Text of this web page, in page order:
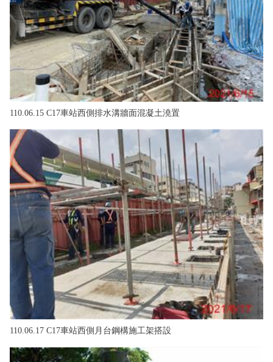
110.06.15 C17車站西側排水溝牆面混凝土澆置
110.06.17 C17車站西側月台鋼構施工架搭設